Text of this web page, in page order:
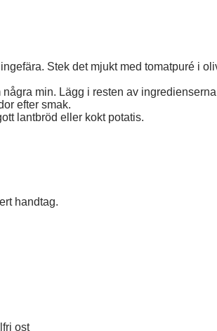
Stek det mjukt med tomatpuré i
min. Lägg i resten av
efter smak.
lantbröd eller kokt potatis.
handtag.
ost